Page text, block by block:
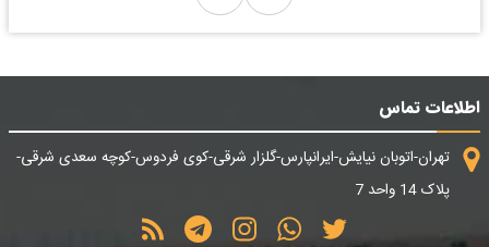
اطلاعات تماس
تهران-اتوبان نیایش-ایرانپارس-گلزار شرقی-کوی فردوس-کوچه سعدی شرقی-
پلاک 14 واحد 7